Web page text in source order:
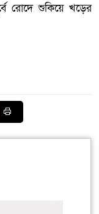
রোদে শুকিয়ে খড়ের